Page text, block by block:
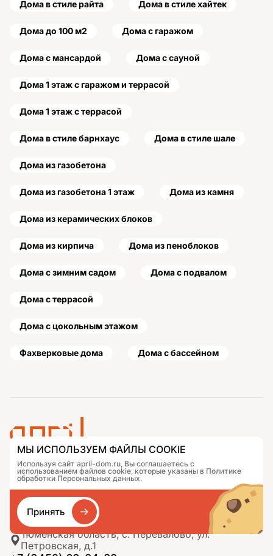
Дома в стиле райта Дома в стиле хайтек
Дома до 100 м2 Дома с гаражом
Дома с мансардой Дома с сауной
Дома 1 этаж с гаражом и террасой
Дома 1 этаж с террасой
Дома в стиле барнхаус Дома в стиле шале
Дома из газобетона
Дома из газобетона 1 этаж Дома из камня
Дома из керамических блоков
Дома из кирпича Дома из пеноблоков
Дома с зимним садом Дома с подвалом
Дома с террасой
Дома с цокольным этажом
Фахверковые дома Дома с бассейном
Проекты
Подобрать дом
Портфолио
О компании
Сравнение
Контакты
Журнал
Как заказать
Тюменская область, с. Перевалово, ул.
Петровская, д.1
МЫ ИСПОЛЬЗУЕМ ФАЙЛЫ COOKIE
Используя сайт april-dom.ru, Вы соглашаетесь с
использованием файлов cookie, которые указаны в Политике
обработки Персональных данных.
Принять